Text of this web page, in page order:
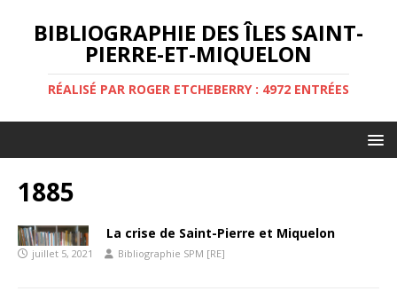
BIBLIOGRAPHIE DES ÎLES SAINT-
PIERRE-ET-MIQUELON
RÉALISÉ PAR ROGER ETCHEBERRY : 4972 ENTRÉES
1885
La crise de Saint-Pierre et Miquelon
juillet 5, 2021 Bibliographie SPM [RE]